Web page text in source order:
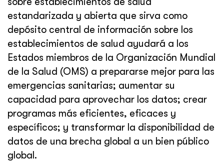
estandarizada y abierta que sirva como
depósito central de información sobre los
establecimientos de salud ayudará a los
Estados miembros de la Organización Mundial
de la Salud (OMS) a prepararse mejor para las
emergencias sanitarias; aumentar su
capacidad para aprovechar los datos; crear
programas más eficientes, eficaces y
específicos; y transformar la disponibilidad de
datos de una brecha global a un bien público
global.